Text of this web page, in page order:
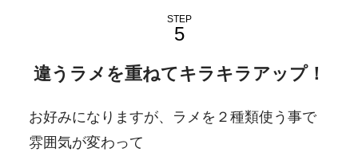
STEP
違うラメを重ねてキラキラアップ！
お好みになりますが、ラメを２種類使う事で
雰囲気が変わって